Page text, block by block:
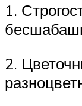
1.​
2.​